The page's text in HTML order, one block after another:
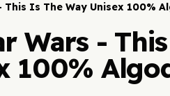
This Is The Way Unisex 100%
Wars -
100%